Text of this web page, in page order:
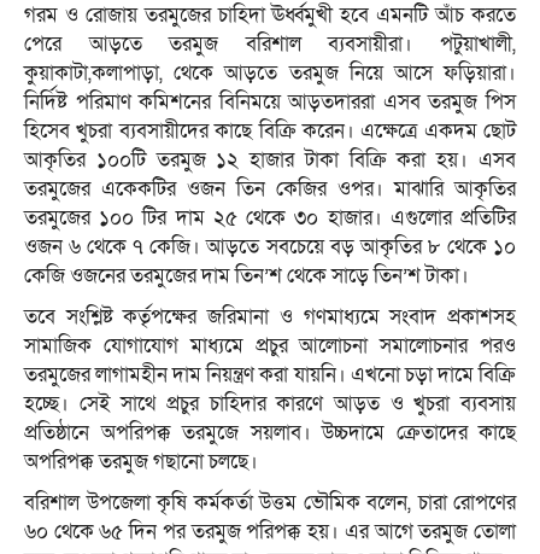
গরম ও রোজায় তরমুজের চাহিদা ঊর্ধ্বমুখী হবে এমনটি আঁচ করতে
পেরে আড়তে তরমুজ বরিশাল ব্যবসায়ীরা। পটুয়াখালী,
কুয়াকাটা,কলাপাড়া, থেকে আড়তে তরমুজ নিয়ে আসে ফড়িয়ারা।
নির্দিষ্ট পরিমাণ কমিশনের বিনিময়ে আড়তদাররা এসব তরমুজ পিস
হিসেব খুচরা ব্যবসায়ীদের কাছে বিক্রি করেন। এক্ষেত্রে একদম ছোট
আকৃতির ১০০টি তরমুজ ১২ হাজার টাকা বিক্রি করা হয়। এসব
তরমুজের একেকটির ওজন তিন কেজির ওপর। মাঝারি আকৃতির
তরমুজের ১০০ টির দাম ২৫ থেকে ৩০ হাজার। এগুলোর প্রতিটির
ওজন ৬ থেকে ৭ কেজি। আড়তে সবচেয়ে বড় আকৃতির ৮ থেকে ১০
কেজি ওজনের তরমুজের দাম তিন’শ থেকে সাড়ে তিন’শ টাকা।
তবে সংশ্লিষ্ট কর্তৃপক্ষের জরিমানা ও গণমাধ্যমে সংবাদ প্রকাশসহ
সামাজিক যোগাযোগ মাধ্যমে প্রচুর আলোচনা সমালোচনার পরও
তরমুজের লাগামহীন দাম নিয়ন্ত্রণ করা যায়নি। এখনো চড়া দামে বিক্রি
হচ্ছে। সেই সাথে প্রচুর চাহিদার কারণে আড়ত ও খুচরা ব্যবসায়
প্রতিষ্ঠানে অপরিপক্ক তরমুজে সয়লাব। উচ্চদামে ক্রেতাদের কাছে
অপরিপক্ক তরমুজ গছানো চলছে।
বরিশাল উপজেলা কৃষি কর্মকর্তা উত্তম ভৌমিক বলেন, চারা রোপণের
৬০ থেকে ৬৫ দিন পর তরমুজ পরিপক্ক হয়। এর আগে তরমুজ তোলা